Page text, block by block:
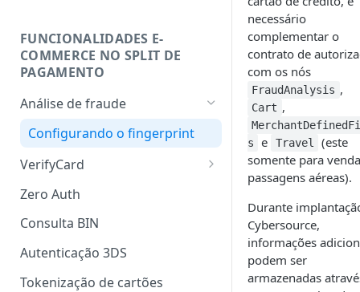
Consultar seller
Alterar taxas
Notificações do cadastro de
FUNCIONALIDADES E-
COMMERCE NO SPLIT DE
PAGAMENTO
Análise de fraude
Configurando o fingerprint
VerifyCard
Usando o VerifyCard com o
Cartão Protegido
Zero Auth
Consulta BIN
Autenticação 3DS
Tokenização de cartões
necessário
complementar o
contrato de
com os nós
FraudAnalysis ,
Cart ,
s
e Travel
(este
somente para
passagens aéreas).
Durante
Cybersource,
informações
podem ser
armazenadas